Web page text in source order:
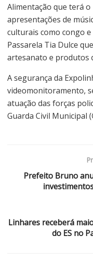
Alimentação que terá
apresentações de
culturais como congo
Passarela Tia Dulce
artesanato e produtos
A segurança da
videomonitoramento,
atuação das forças
Guarda Civil Municipal
Prefeito Bruno
Linhares receberá
do ES no